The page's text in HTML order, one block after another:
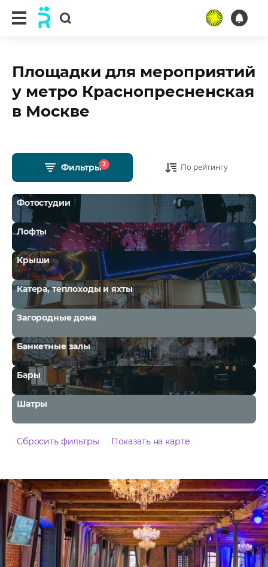
Площадки для мероприятий
у метро Краснопресненская
в Москве
Фильтры2 По рейтингу
Фотостудии
Лофты
Крыши
Катера, теплоходы и яхты
Загородные дома
Банкетные залы
Бары
Шатры
Сбросить фильтры Показать на карте